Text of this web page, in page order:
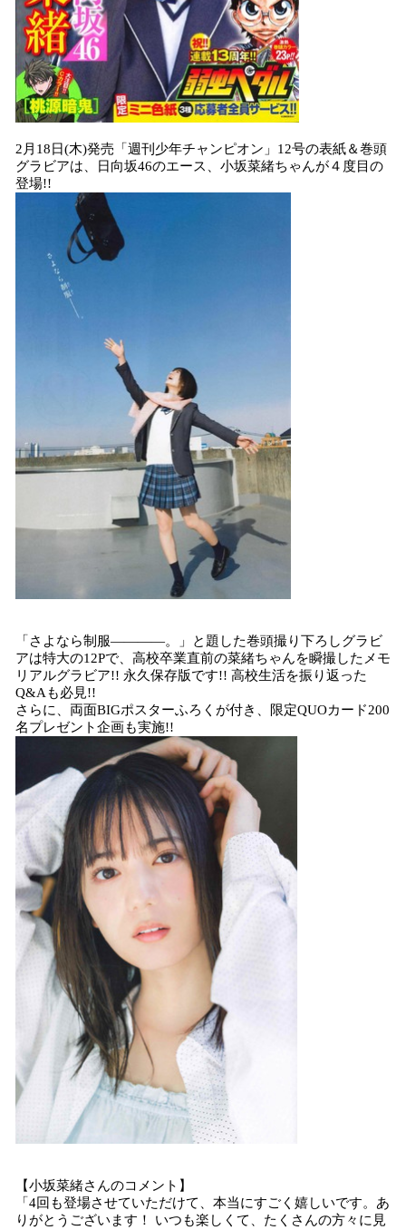
2月18日(木)発売「週刊少年チャンピオン」12号の表紙＆巻頭
グラビアは、日向坂46のエース、小坂菜緒ちゃんが４度目の
登場!!
「さよなら制服————。」と題した巻頭撮り下ろしグラビ
アは特大の12Pで、高校卒業直前の菜緒ちゃんを瞬撮したメモ
リアルグラビア!! 永久保存版です!! 高校生活を振り返った
Q&Aも必見!!
さらに、両面BIGポスターふろくが付き、限定QUOカード200
名プレゼント企画も実施!!
【小坂菜緒さんのコメント】
「4回も登場させていただけて、本当にすごく嬉しいです。あ
りがとうございます！ いつも楽しくて、たくさんの方々に見